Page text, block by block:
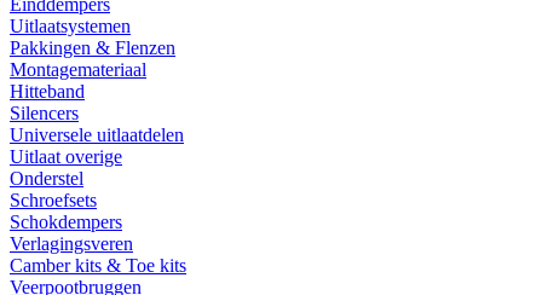
Einddempers
Uitlaatsystemen
Pakkingen & Flenzen
Montagemateriaal
Hitteband
Silencers
Universele uitlaatdelen
Uitlaat overige
Onderstel
Schroefsets
Schokdempers
Verlagingsveren
Camber kits & Toe kits
Veerpootbruggen